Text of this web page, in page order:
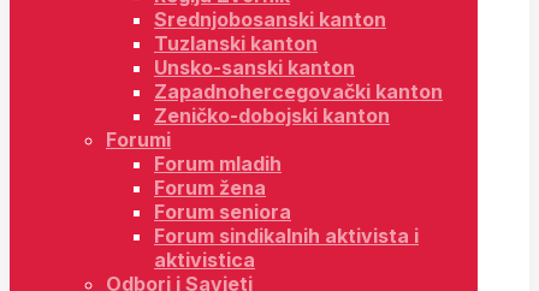
Srednjobosanski kanton
Tuzlanski kanton
Unsko-sanski kanton
Zapadnohercegovački kanton
Zeničko-dobojski kanton
Forumi
Forum mladih
Forum žena
Forum seniora
Forum sindikalnih aktivista i
aktivistica
Odbori i Savjeti